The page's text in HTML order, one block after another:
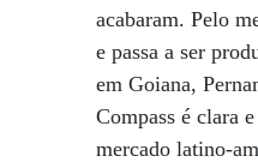
acabaram. Pelo
e passa a ser
em Goiana,
Compass é clara
mercado latino-